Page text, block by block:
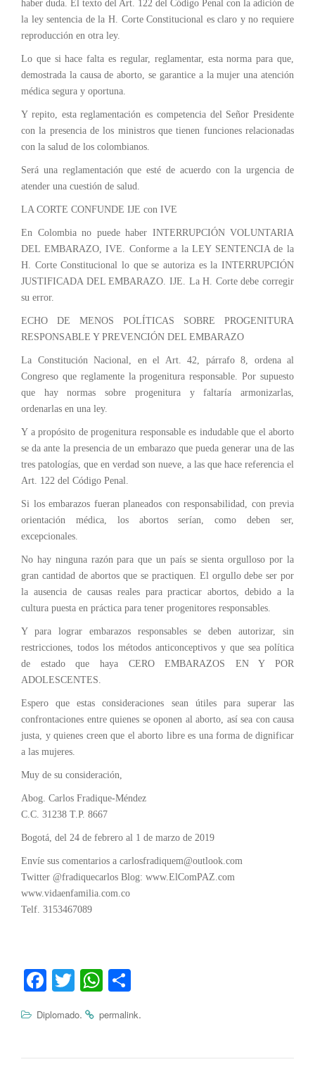
haber duda. El texto del Art. 122 del Código Penal con la adición de
la ley sentencia de la H. Corte Constitucional es claro y no requiere
reproducción en otra ley.
Lo que si hace falta es regular, reglamentar, esta norma para que,
demostrada la causa de aborto, se garantice a la mujer una atención
médica segura y oportuna.
Y repito, esta reglamentación es competencia del Señor Presidente
con la presencia de los ministros que tienen funciones relacionadas
con la salud de los colombianos.
Será una reglamentación que esté de acuerdo con la urgencia de
atender una cuestión de salud.
LA CORTE CONFUNDE IJE con IVE
En Colombia no puede haber INTERRUPCIÓN VOLUNTARIA
DEL EMBARAZO, IVE. Conforme a la LEY SENTENCIA de la
H. Corte Constitucional lo que se autoriza es la INTERRUPCIÓN
JUSTIFICADA DEL EMBARAZO. IJE. La H. Corte debe corregir
su error.
ECHO DE MENOS POLÍTICAS SOBRE PROGENITURA
RESPONSABLE Y PREVENCIÓN DEL EMBARAZO
La Constitución Nacional, en el Art. 42, párrafo 8, ordena al
Congreso que reglamente la progenitura responsable. Por supuesto
que hay normas sobre progenitura y faltaría armonizarlas,
ordenarlas en una ley.
Y a propósito de progenitura responsable es indudable que el aborto
se da ante la presencia de un embarazo que pueda generar una de las
tres patologías, que en verdad son nueve, a las que hace referencia el
Art. 122 del Código Penal.
Si los embarazos fueran planeados con responsabilidad, con previa
orientación médica, los abortos serían, como deben ser,
excepcionales.
No hay ninguna razón para que un país se sienta orgulloso por la
gran cantidad de abortos que se practiquen. El orgullo debe ser por
la ausencia de causas reales para practicar abortos, debido a la
cultura puesta en práctica para tener progenitores responsables.
Y para lograr embarazos responsables se deben autorizar, sin
restricciones, todos los métodos anticonceptivos y que sea política
de estado que haya CERO EMBARAZOS EN Y POR
ADOLESCENTES.
Espero que estas consideraciones sean útiles para superar las
confrontaciones entre quienes se oponen al aborto, así sea con causa
justa, y quienes creen que el aborto libre es una forma de dignificar
a las mujeres.
Muy de su consideración,
Abog. Carlos Fradique-Méndez
C.C. 31238 T.P. 8667
Bogotá, del 24 de febrero al 1 de marzo de 2019
Envíe sus comentarios a carlosfradiquem@outlook.com
Twitter @fradiquecarlos Blog: www.ElComPAZ.com
www.vidaenfamilia.com.co
Telf. 3153467089
Fa
bo
T
tte
W
ts
m
Diplomado. permalink.